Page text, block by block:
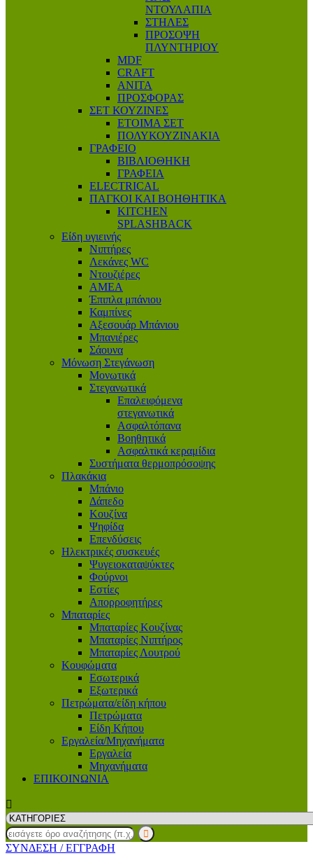
ΝΤΟΥΛΑΠΙΑ
ΣΤΗΛΕΣ
ΠΡΟΣΟΨΗ
ΠΛΥΝΤΗΡΙΟΥ
MDF
CRAFT
ANITA
ΠΡΟΣΦΟΡΑΣ
ΣΕΤ ΚΟΥΖΙΝΕΣ
ΕΤΟΙΜΑ ΣΕΤ
ΠΟΛΥΚΟΥΖΙΝΑΚΙΑ
ΓΡΑΦΕΙΟ
ΒΙΒΛΙΟΘΗΚΗ
ΓΡΑΦΕΙΑ
ELECTRICAL
ΠΑΓΚΟΙ ΚΑΙ ΒΟΗΘΗΤΙΚΑ
KITCHEN
SPLASHBACK
Είδη υγιεινής
Νιπτήρες
Λεκάνες WC
Ντουζιέρες
ΑΜΕΑ
Έπιπλα μπάνιου
Καμπίνες
Αξεσουάρ Μπάνιου
Μπανιέρες
Σάουνα
Μόνωση Στεγάνωση
Μονωτικά
Στεγανωτικά
Επαλειφόμενα
στεγανωτικά
Ασφαλτόπανα
Βοηθητικά
Ασφαλτικά κεραμίδια
Συστήματα θερμοπρόσοψης
Πλακάκια
Μπάνιο
Δάπεδο
Κουζίνα
Ψηφίδα
Επενδύσεις
Ηλεκτρικές συσκευές
Ψυγειοκαταψύκτες
Φούρνοι
Εστίες
Απορροφητήρες
Μπαταρίες
Μπαταρίες Κουζίνας
Μπαταρίες Νιπτήρος
Μπαταρίες Λουτρού
Κουφώματα
Εσωτερικά
Εξωτερικά
Πετρώματα/είδη κήπου
Πετρώματα
Είδη Κήπου
Εργαλεία/Μηχανήματα
Εργαλεία
Μηχανήματα
ΕΠΙΚΟΙΝΩΝΙΑ
ΣΥΝΔΕΣΗ / ΕΓΓΡΑΦΗ